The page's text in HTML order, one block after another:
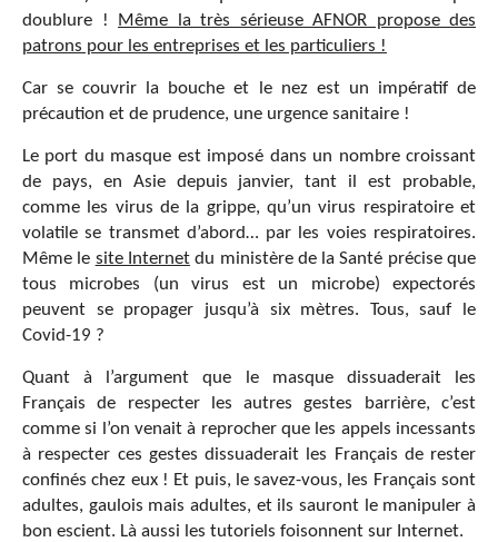
doublure !
Même la très sérieuse AFNOR propose des
patrons pour les entreprises et les particuliers !
Car se couvrir la bouche et le nez est un impératif de
précaution et de prudence, une urgence sanitaire !
Le port du masque est imposé dans un nombre croissant
de pays, en Asie depuis janvier, tant il est probable,
comme les virus de la grippe, qu’un virus respiratoire et
volatile se transmet d’abord… par les voies respiratoires.
Même le site Internetdu ministère de la Santé précise que
tous microbes (un virus est un microbe) expectorés
peuvent se propager jusqu’à six mètres. Tous, sauf le
Covid-19 ?
Quant à l’argument que le masque dissuaderait les
Français de respecter les autres gestes barrière, c’est
comme si l’on venait à reprocher que les appels incessants
à respecter ces gestes dissuaderait les Français de rester
confinés chez eux ! Et puis, le savez-vous, les Français sont
adultes, gaulois mais adultes, et ils sauront le manipuler à
bon escient. Là aussi les tutoriels foisonnent sur Internet.